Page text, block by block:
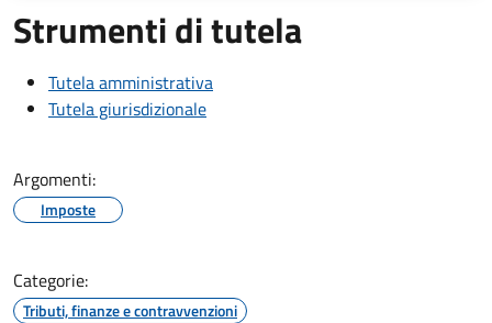
Strumenti di tutela
Tutela amministrativa
Tutela giurisdizionale
Argomenti:
Imposte
Categorie:
Tributi, finanze e contravvenzioni